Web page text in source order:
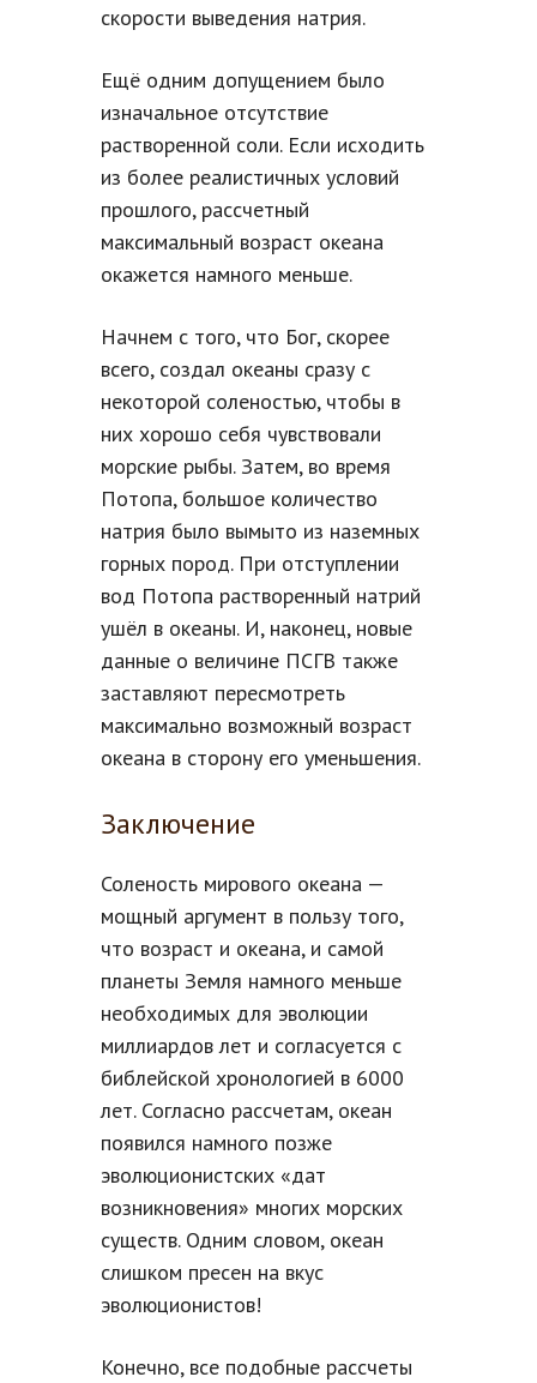
скорости выведения натрия.
Ещё одним допущением было
изначальное отсутствие
растворенной соли. Если исходить
из более реалистичных условий
прошлого, рассчетный
максимальный возраст океана
окажется намного меньше.
Начнем с того, что Бог, скорее
всего, создал океаны сразу с
некоторой соленостью, чтобы в
них хорошо себя чувствовали
морские рыбы. Затем, во время
Потопа, большое количество
натрия было вымыто из наземных
горных пород. При отступлении
вод Потопа растворенный натрий
ушёл в океаны. И, наконец, новые
данные о величине ПСГВ также
заставляют пересмотреть
максимально возможный возраст
океана в сторону его уменьшения.
Заключение
Соленость мирового океана —
мощный аргумент в пользу того,
что возраст и океана, и самой
планеты Земля намного меньше
необходимых для эволюции
миллиардов лет и согласуется с
библейской хронологией в 6000
лет. Согласно рассчетам, океан
появился намного позже
эволюционистских «дат
возникновения» многих морских
существ. Одним словом, океан
слишком пресен на вкус
эволюционистов!
Конечно, все подобные рассчеты